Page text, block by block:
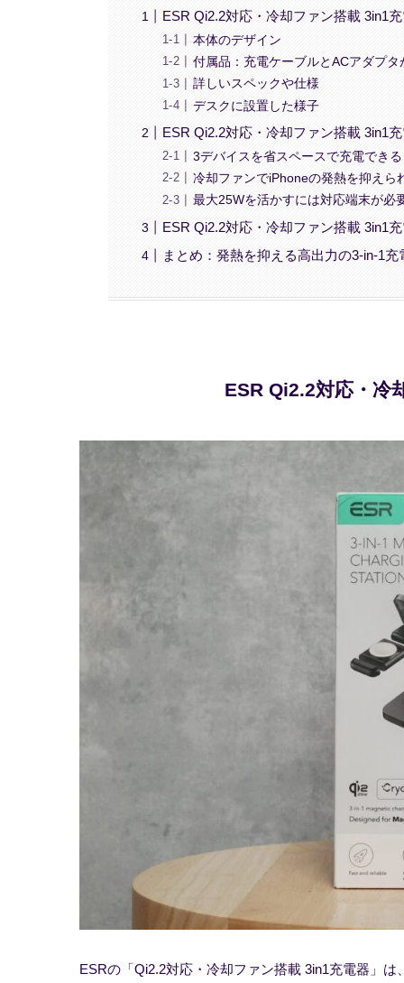
ESR Qi2.2対応・冷却ファン搭載 3in1
本体のデザイン
付属品：充電ケーブルとACアダプタ
詳しいスペックや仕様
デスクに設置した様子
ESR Qi2.2対応・冷却ファン搭載 3in1
3デバイスを省スペースで充電できる
冷却ファンでiPhoneの発熱を抑えら
最大25Wを活かすには対応端末が必
ESR Qi2.2対応・冷却ファン搭載 3in1
まとめ：発熱を抑える高出力の3-in-1充
ESR Qi2.2対応・冷
ESRの「Qi2.2対応・冷却ファン搭載 3in1充電器」